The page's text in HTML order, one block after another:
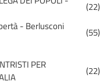
(22)
- Berlusconi
(55)
PER
(22)